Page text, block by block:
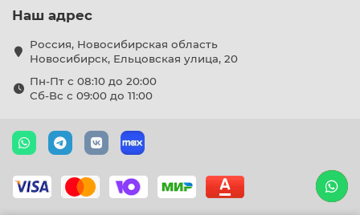
Наш адрес
Россия, Новосибирская область
Новосибирск, Ельцовская улица, 20
Пн-Пт с 08:10 до 20:00
Сб-Вс с 09:00 до 11:00